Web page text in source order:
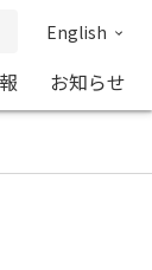
English
お知らせ